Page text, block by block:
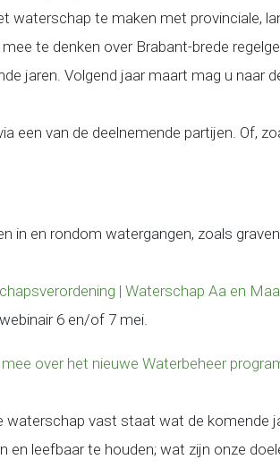
waterschap te maken met provinciale,
te denken over Brabant-brede
jaren. Volgend jaar maart mag u naar
een van de deelnemende partijen. Of,
in en rondom watergangen, zoals
| Waterschap Aa en
6 en/of 7 mei.
over het nieuwe Waterbeheer
waterschap vast staat wat de komende
en leefbaar te houden; wat zijn onze